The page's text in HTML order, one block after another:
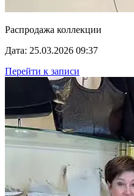
Распродажа коллекции
Дата: 25.03.2026 09:37
Перейти к записи